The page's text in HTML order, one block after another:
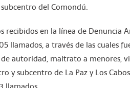
del Comondú.
recibidos en la línea de Denuncia
llamados, a través de las cuales
de autoridad, maltrato a menores,
y subcentro de La Paz y Los